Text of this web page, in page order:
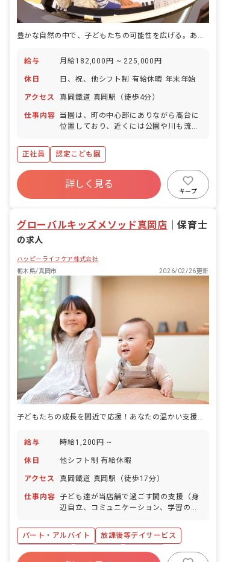
豊かな自然の中で、子どもたちの可能性を広げる。あなたの理想の保育がここにあります。
給与 月給182,000円 ~ 225,000円
休日 日、祝、他シフト制 有給休暇 年末年始
アクセス 真岡鐵道 真岡駅（徒歩4分）
仕事内容
当園は、町の中心部にありながら高台に
位置しており、近くには公園や川も流
す。 開設当初より、常に新しい教育内容
の導入を心がけ、「幼児のための幼児教
育」を深く追求し、研究を重ねてきまし
た☆ 「三つ子の魂百まで」とは、古くか
ら言い尽くされた諺ではありますが、人
私たちと一緒に、子どもたちの「生きる
正社員 認定こども園
詳しく見る
キープ
グローバルキッズメソッド真岡店 ｜保育士
の求人
ハッピーライフケア株式会社
栃木県/真岡市
2026/02/26更新
子どもたちの成長を間近で応援！あなたの温かい支援が未来を育む場所
給与 時給1,200円 ~
休日 他シフト制 有給休暇
アクセス 真岡鐵道 真岡駅（徒歩17分）
仕事内容
子ども達が当店舗で過ごす間の支援（身
辺自立、コミュニケーション、学習のサ
パート・アルバイト
放課後等デイサービス
社会保険完備
残業少なめ
車通勤可